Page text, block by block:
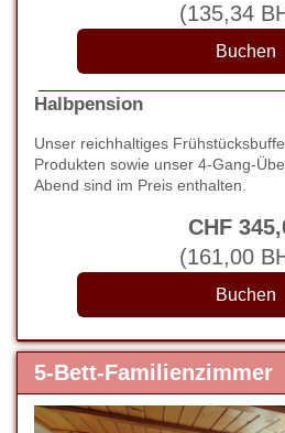
(135,34
Halbpension
Unser reichhaltiges
Produkten sowie unser 4-Gang-
Abend sind im Preis enthalten.
CHF 345
(161,00
5-Bett-Familienzimmer
Previous